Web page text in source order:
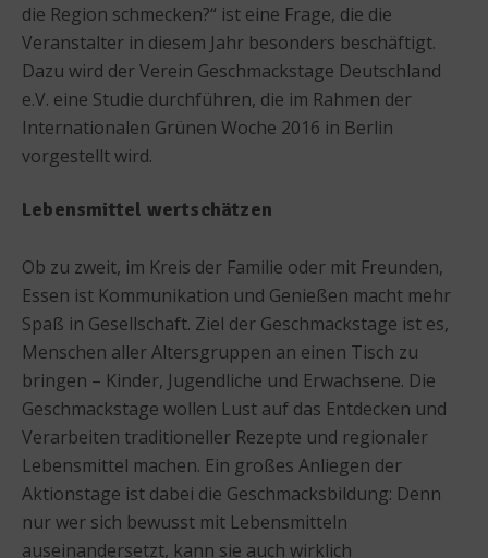
die Region schmecken?“ ist eine Frage, die die
Veranstalter in diesem Jahr besonders beschäftigt.
Dazu wird der Verein Geschmackstage Deutschland
e.V. eine Studie durchführen, die im Rahmen der
Internationalen Grünen Woche 2016 in Berlin
vorgestellt wird.
Lebensmittel wertschätzen
Ob zu zweit, im Kreis der Familie oder mit Freunden,
Essen ist Kommunikation und Genießen macht mehr
Spaß in Gesellschaft. Ziel der Geschmackstage ist es,
Menschen aller Altersgruppen an einen Tisch zu
bringen – Kinder, Jugendliche und Erwachsene. Die
Geschmackstage wollen Lust auf das Entdecken und
Verarbeiten traditioneller Rezepte und regionaler
Lebensmittel machen. Ein großes Anliegen der
Aktionstage ist dabei die Geschmacksbildung: Denn
nur wer sich bewusst mit Lebensmitteln
auseinandersetzt, kann sie auch wirklich